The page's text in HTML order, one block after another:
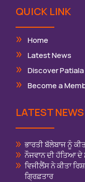
QUICK LINK
Home
Latest News
Discover Patiala
Become a
LATEST NEWS
ਭਾਰਤੀ ਬੱਲੇਬਾਜ ਨੂੰ
ਨੌਜਵਾਨ ਦੀ ਹੱਤਿਆ ਦੇ
ਵਿਜੀਲੈਂਸ ਨੇ ਕੀਤਾ
ਗ੍ਰਿਫ਼ਤਾਰ